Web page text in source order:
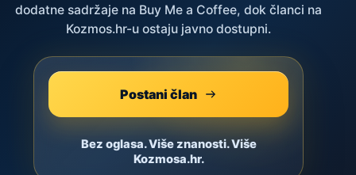
dodatne sadržaje na Buy Me a Coffee, dok članci na
Kozmos.hr-u ostaju javno dostupni.
Postani član
Bez oglasa. Više znanosti. Više
Kozmosa.hr.